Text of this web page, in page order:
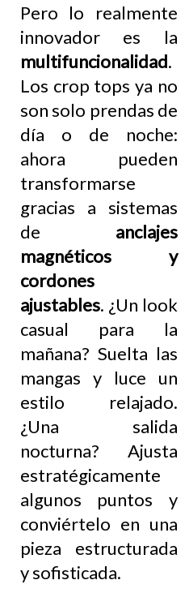
Pero lo realmente
innovador es la
multifuncionalidad.
Los crop tops ya no
son solo prendas de
día o de noche:
ahora pueden
transformarse
gracias a sistemas
de anclajes
magnéticos y
cordones
ajustables. ¿Un look
casual para la
mañana? Suelta las
mangas y luce un
estilo relajado.
¿Una salida
nocturna? Ajusta
estratégicamente
algunos puntos y
conviértelo en una
pieza estructurada
y sofisticada.